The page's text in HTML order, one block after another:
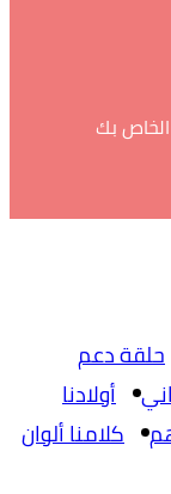
الخاص بك
حلقة دعم
أولادنا
كلامنا ألوان